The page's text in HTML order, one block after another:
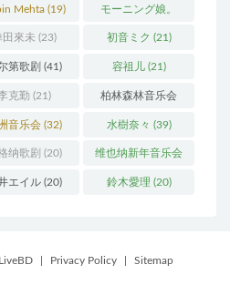
Mehta(19) モーニング娘。
(27)
田來未 (23) 初音ミク (21)
第歌剧 (41) 容祖儿(21)
克勤 (21) 柏林森林音乐会
(22)
音乐会(32) 水樹奈々 (39)
纳歌剧 (20) 维也纳新年音乐会
(19)
エイル(20) 鈴木愛理 (20)
Privacy Policy Sitemap